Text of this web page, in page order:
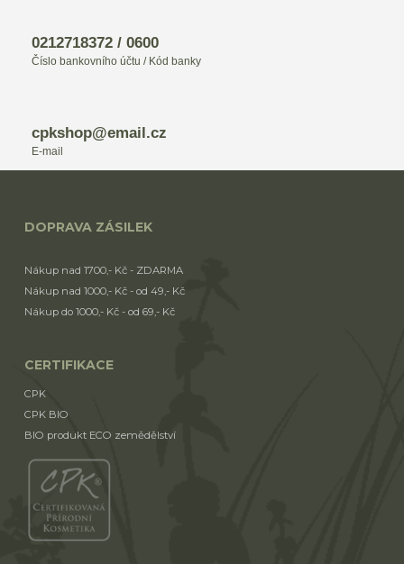
0212718372 / 0600
Číslo bankovního účtu / Kód banky
cpkshop@email.cz
E-mail
DOPRAVA ZÁSILEK
Nákup nad 1700,- Kč - ZDARMA
Nákup nad 1000,- Kč - od 49,- Kč
Nákup do 1000,- Kč - od 69,- Kč
CERTIFIKACE
CPK
CPK BIO
BIO produkt ECO zemědělství